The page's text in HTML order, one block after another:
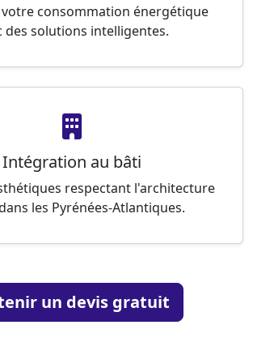
consommation énergétique
des solutions intelligentes.
Intégration au bâti
respectant l'architecture
les Pyrénées-Atlantiques.
un devis gratuit